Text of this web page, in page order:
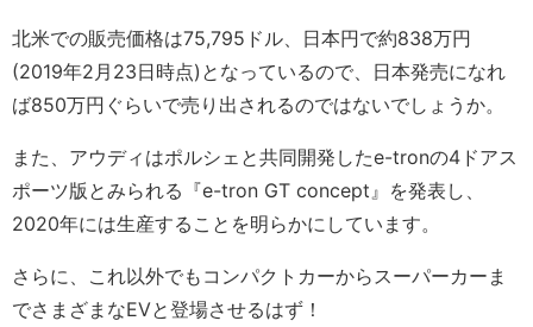
北米での販売価格は75,795ドル、日本円で約838万円
(2019年2月23日時点)となっているので、日本発売になれ
ば850万円ぐらいで売り出されるのではないでしょうか。
また、アウディはポルシェと共同開発したe-tronの4ドアス
ポーツ版とみられる『e-tron GT concept』を発表し、
2020年には生産することを明らかにしています。
さらに、これ以外でもコンパクトカーからスーパーカーま
でさまざまなEVと登場させるはず！